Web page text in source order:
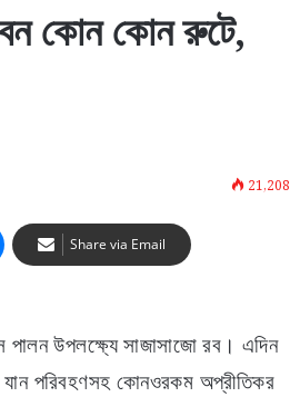
কোন কোন রুটে,
21,208
Share via Email
পালন উপলক্ষ্যে সাজাসাজো রব। এদিন
পরিবহণসহ কোনওরকম অপ্রীতিকর